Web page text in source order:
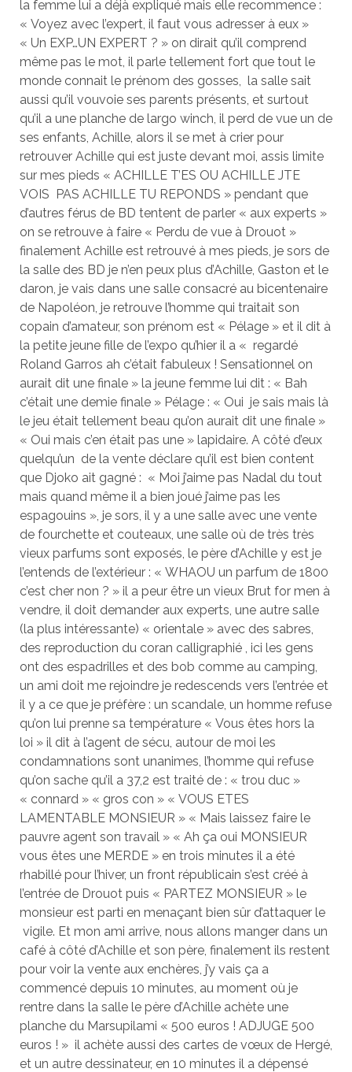
la femme lui a déjà expliqué mais elle recommence :
« Voyez avec l’expert, il faut vous adresser à eux »
« Un EXP…UN EXPERT ? » on dirait qu’il comprend
même pas le mot, il parle tellement fort que tout le
monde connait le prénom des gosses, la salle sait
aussi qu’il vouvoie ses parents présents, et surtout
qu’il a une planche de largo winch, il perd de vue un de
ses enfants, Achille, alors il se met à crier pour
retrouver Achille qui est juste devant moi, assis limite
sur mes pieds « ACHILLE T’ES OU ACHILLE JTE
VOIS PAS ACHILLE TU REPONDS » pendant que
d’autres férus de BD tentent de parler « aux experts »
on se retrouve à faire « Perdu de vue à Drouot »
finalement Achille est retrouvé à mes pieds, je sors de
la salle des BD je n’en peux plus d’Achille, Gaston et le
daron, je vais dans une salle consacré au bicentenaire
de Napoléon, je retrouve l’homme qui traitait son
copain d’amateur, son prénom est « Pélage » et il dit à
la petite jeune fille de l’expo qu’hier il a « regardé
Roland Garros ah c’était fabuleux ! Sensationnel on
aurait dit une finale » la jeune femme lui dit : « Bah
c’était une demie finale » Pélage : « Oui je sais mais là
le jeu était tellement beau qu’on aurait dit une finale »
« Oui mais c’en était pas une » lapidaire. A côté d’eux
quelqu’un de la vente déclare qu’il est bien content
que Djoko ait gagné : « Moi j’aime pas Nadal du tout
mais quand même il a bien joué j’aime pas les
espagouins », je sors, il y a une salle avec une vente
de fourchette et couteaux, une salle où de très très
vieux parfums sont exposés, le père d’Achille y est je
l’entends de l’extérieur : « WHAOU un parfum de 1800
c’est cher non ? » il a peur être un vieux Brut for men à
vendre, il doit demander aux experts, une autre salle
(la plus intéressante) « orientale » avec des sabres,
des reproduction du coran calligraphié , ici les gens
ont des espadrilles et des bob comme au camping,
un ami doit me rejoindre je redescends vers l’entrée et
il y a ce que je préfère : un scandale, un homme refuse
qu’on lui prenne sa température « Vous êtes hors la
loi » il dit à l’agent de sécu, autour de moi les
condamnations sont unanimes, l’homme qui refuse
qu’on sache qu’il a 37,2 est traité de : « trou duc »
« connard » « gros con » « VOUS ETES
LAMENTABLE MONSIEUR » « Mais laissez faire le
pauvre agent son travail » « Ah ça oui MONSIEUR
vous êtes une MERDE » en trois minutes il a été
rhabillé pour l’hiver, un front républicain s’est créé à
l’entrée de Drouot puis « PARTEZ MONSIEUR » le
monsieur est parti en menaçant bien sûr d’attaquer le
vigile. Et mon ami arrive, nous allons manger dans un
café à côté d’Achille et son père, finalement ils restent
pour voir la vente aux enchères, j’y vais ça a
commencé depuis 10 minutes, au moment où je
rentre dans la salle le père d’Achille achète une
planche du Marsupilami « 500 euros ! ADJUGE 500
euros ! » il achète aussi des cartes de vœux de Hergé,
et un autre dessinateur, en 10 minutes il a dépensé